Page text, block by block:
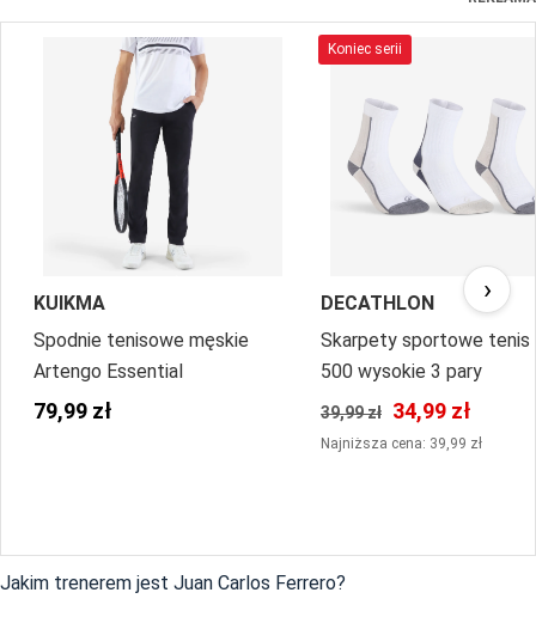
KUIKMA
Spodnie tenisowe męskie
Artengo Essential
79,99 zł
Koniec serii
DECATHLON
Skarpety sportowe tenis
500 wysokie 3 pary
39,99 zł 34,99 zł
Najniższa cena: 39,99 zł
›
Jakim trenerem jest Juan Carlos Ferrero?